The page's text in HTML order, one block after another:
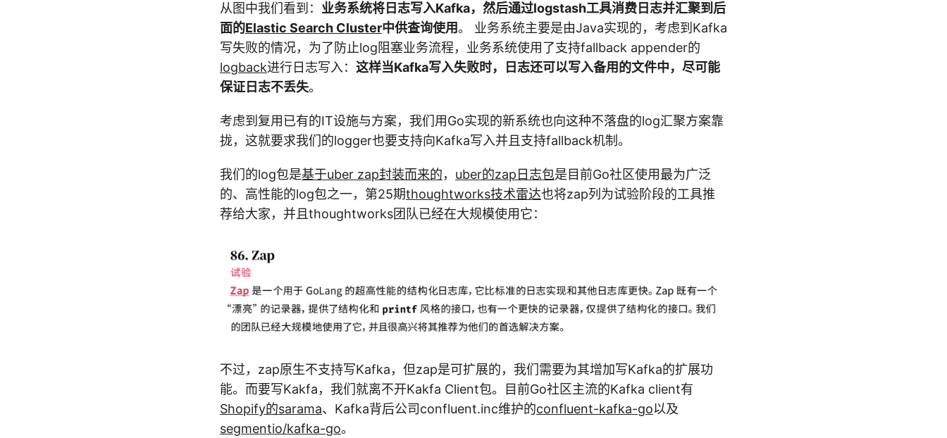
从图中我们看到： 业务系统将日志写入Kafka，然后通过logstash工具消费日志并汇聚到后
面的Elastic Search Cluster中供查询使用。 业务系统主要是由Java实现的，考虑到Kafka
写失败的情况，为了防止log阻塞业务流程，业务系统使用了支持fallback appender的
logback进行日志写入： 这样当Kafka写入失败时，日志还可以写入备用的文件中，尽可能
保证日志不丢失。
考虑到复用已有的IT设施与方案，我们用Go实现的新系统也向这种不落盘的log汇聚方案靠
拢，这就要求我们的logger也要支持向Kafka写入并且支持fallback机制。
我们的log包是基于uber zap封装而来的， uber的zap日志包是目前Go社区使用最为广泛
的、高性能的log包之一，第25期thoughtworks技术雷达也将zap列为试验阶段的工具推
荐给大家，并且thoughtworks团队已经在大规模使用它：
不过，zap原生不支持写Kafka，但zap是可扩展的，我们需要为其增加写Kafka的扩展功
能。而要写Kakfa，我们就离不开Kakfa Client包。目前Go社区主流的Kafka client有
Shopify的sarama、Kafka背后公司confluent.inc维护的confluent-kafka-go以及
segmentio/kafka-go。